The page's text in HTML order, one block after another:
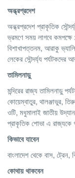
অন্ধ্রপ্রদেশ
অন্ধ্রপ্রদেশ প্রাকৃতিক
ভ্রমণে সময় লাগবে
বিশাখাপত্তনম, আরাকু
লেকের সৌন্দর্য্য পর্যটকদের
তামিলনাড়ু
মন্দিরের রাজ্য তামিলনাড়ু
কোয়েম্বাতুর, থালঞ্জাভুর,
ওটি, মধুমালাই জাতীয়
প্রাকৃতিক শোভা এ রাজ্যকে
কিভাবে যাবেন
বাংলাদেশ থেকে বাস, ট্রেন,
কোথায় থাকবেন